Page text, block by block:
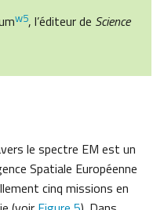
w5, l’éditeur de Science
le spectre EM est un
Spatiale Européenne
cinq missions en